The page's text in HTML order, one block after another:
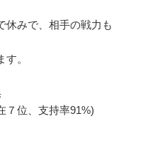
休みで、相手の戦力も
。
位、支持率91%)